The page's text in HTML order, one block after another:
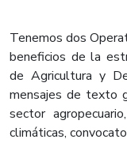
Tenemos dos
beneficios de la
de Agricultura y
mensajes de texto
sector
climáticas,